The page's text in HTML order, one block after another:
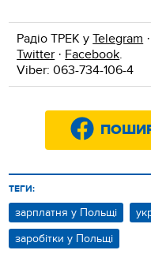
Радіо ТРЕК уTelegram ·
Twitter · Facebook.
Viber: 063-734-106-4
ТЕГИ:
зарплатня у Польщі
заробітки у Польщі